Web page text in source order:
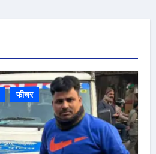
फीचर